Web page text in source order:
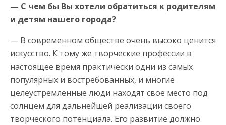
— С чем бы Вы хотели обратиться к родителям
и детям нашего города?
— В современном обществе очень высоко ценится
искусство. К тому же творческие профессии в
настоящее время практически одни из самых
популярных и востребованных, и многие
целеустремленные люди находят свое место под
солнцем для дальнейшей реализации своего
творческого потенциала. Его развитие должно